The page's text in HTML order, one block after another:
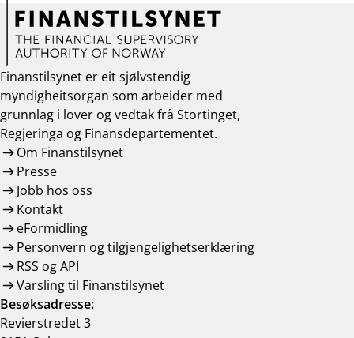
Finanstilsynet er eit sjølvstendig
myndigheitsorgan som arbeider med
grunnlag i lover og vedtak frå Stortinget,
Regjeringa og Finansdepartementet.
Om Finanstilsynet
Presse
Jobb hos oss
Kontakt
eFormidling
Personvern og tilgjengelighetserklæring
RSS og API
Varsling til Finanstilsynet
Besøksadresse:
Revierstredet 3